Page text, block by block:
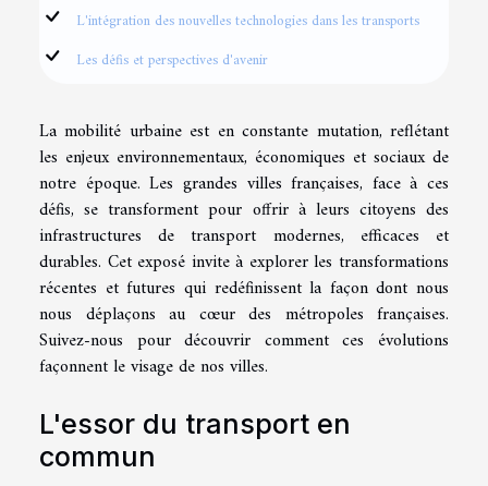
L'intégration des nouvelles technologies dans les transports
Les défis et perspectives d'avenir
La mobilité urbaine est en constante mutation, reflétant
les enjeux environnementaux, économiques et sociaux de
notre époque. Les grandes villes françaises, face à ces
défis, se transforment pour offrir à leurs citoyens des
infrastructures de transport modernes, efficaces et
durables. Cet exposé invite à explorer les transformations
récentes et futures qui redéfinissent la façon dont nous
nous déplaçons au cœur des métropoles françaises.
Suivez-nous pour découvrir comment ces évolutions
façonnent le visage de nos villes.
L'essor du transport en
commun